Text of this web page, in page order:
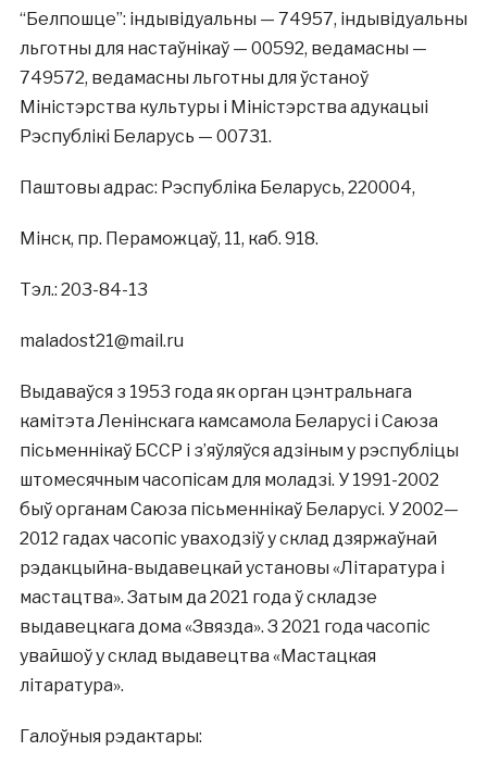
“Белпошце”: індывідуальны — 74957, індывідуальны
льготны для настаўнікаў — 00592, ведамасны —
749572, ведамасны льготны для ўстаноў
Міністэрства культуры і Міністэрства адукацыі
Рэспублікі Беларусь — 00731.
Паштовы адрас: Рэспубліка Беларусь, 220004,
Мінск, пр. Пераможцаў, 11, каб. 918.
Тэл.: 203-84-13
maladost21@mail.ru
Выдаваўся з 1953 года як орган цэнтральнага
камітэта Ленінскага камсамола Беларусі і Саюза
пісьменнікаў БССР і з’яўляўся адзіным у рэспубліцы
штомесячным часопісам для моладзі. У 1991-2002
быў органам Саюза пісьменнікаў Беларусі. У 2002—
2012 гадах часопіс уваходзіў у склад дзяржаўнай
рэдакцыйна-выдавецкай установы «Літаратура і
мастацтва». Затым да 2021 года ў складзе
выдавецкага дома «Звязда». З 2021 года часопіс
увайшоў у склад выдавецтва «Мастацкая
літаратура».
Галоўныя рэдактары: